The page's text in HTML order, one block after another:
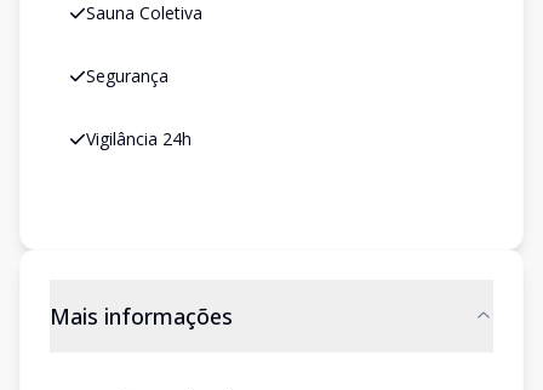
Sauna Coletiva
Segurança
Vigilância 24h
Mais informações